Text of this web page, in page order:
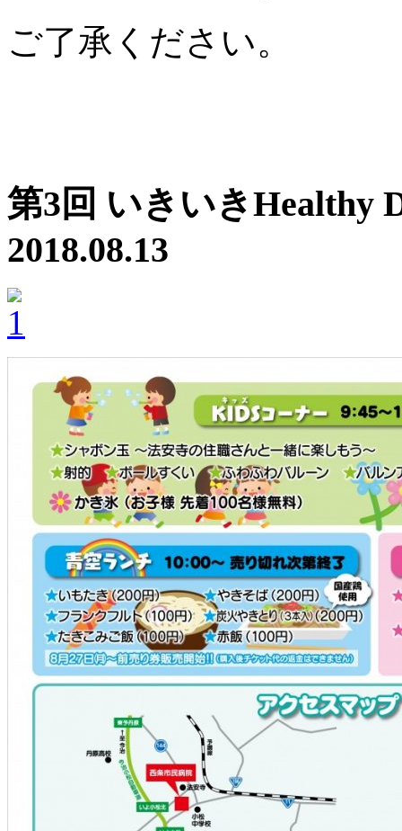
ご了承ください。
第3回 いきいきHealthy
2018.08.13